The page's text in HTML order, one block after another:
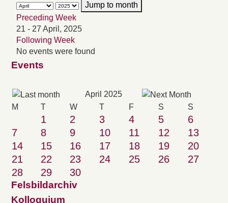
Jump to month
Preceding Week
21 - 27 April, 2025
Following Week
No events were found
Events
April 2025
M T W T F S S
1 2 3 4 5
6
7
8 9 10 11 12
13
14
15 16 17 18 19
20
21
22 23 24 25 26
27
28
29 30
Felsbildarchiv
Kolloquium